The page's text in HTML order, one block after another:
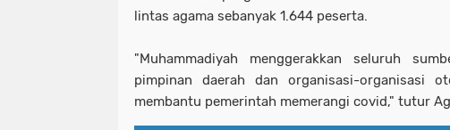
lintas agama sebanyak 1.644 peserta.
"Muhammadiyah menggerakkan seluruh
pimpinan daerah dan organisasi-organisasi
membantu pemerintah memerangi covid," tutur